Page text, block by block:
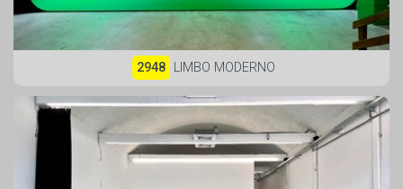
2948 LIMBO MODERNO